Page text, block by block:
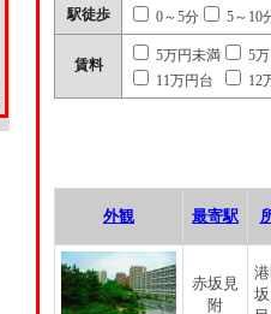
駅徒歩 0～5分 5～10
賃料
5万円未満
5
11万円台
12
外観 最寄駅
赤坂見
附